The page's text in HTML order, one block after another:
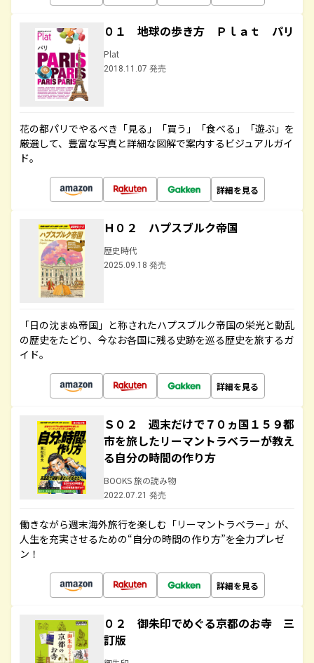
０１ 地球の歩き方 Ｐｌａｔ パリ
Plat
2018.11.07 発売
花の都パリでやるべき「見る」「買う」「食べる」「遊ぶ」を
厳選して、豊富な写真と詳細な図解で案内するビジュアルガイ
ド。
詳細を見る
Ｈ０２ ハプスブルク帝国
歴史時代
2025.09.18 発売
「日の沈まぬ帝国」と称されたハプスブルク帝国の栄光と動乱
の歴史をたどり、今なお各国に残る史跡を巡る歴史を旅するガ
イド。
詳細を見る
Ｓ０２ 週末だけで７０ヵ国１５９都
市を旅したリーマントラベラーが教え
る自分の時間の作り方
BOOKS 旅の読み物
2022.07.21 発売
働きながら週末海外旅行を楽しむ「リーマントラベラー」が、
人生を充実させるための“自分の時間の作り方”を全力プレゼ
ン！
詳細を見る
０２ 御朱印でめぐる京都のお寺 三
訂版